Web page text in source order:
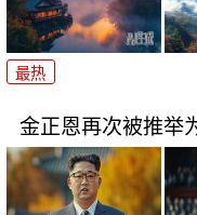
最热
金正恩再次被推举